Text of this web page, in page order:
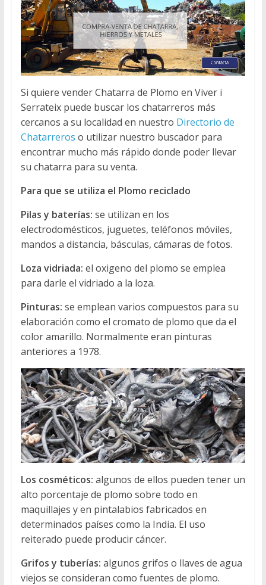
Si quiere vender Chatarra de Plomo en Viver i
Serrateix puede buscar los chatarreros más
cercanos a su localidad en nuestro Directorio de
Chatarreros o utilizar nuestro buscador para
encontrar mucho más rápido donde poder llevar
su chatarra para su venta.
Para que se utiliza el Plomo reciclado
Pilas y baterías: se utilizan en los
electrodomésticos, juguetes, teléfonos móviles,
mandos a distancia, básculas, cámaras de fotos.
Loza vidriada: el oxigeno del plomo se emplea
para darle el vidriado a la loza.
Pinturas: se emplean varios compuestos para su
elaboración como el cromato de plomo que da el
color amarillo. Normalmente eran pinturas
anteriores a 1978.
Los cosméticos: algunos de ellos pueden tener un
alto porcentaje de plomo sobre todo en
maquillajes y en pintalabios fabricados en
determinados países como la India. El uso
reiterado puede producir cáncer.
Grifos y tuberías: algunos grifos o llaves de agua
viejos se consideran como fuentes de plomo.